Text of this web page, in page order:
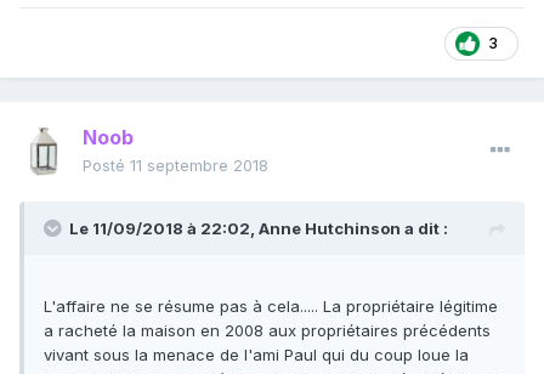
3
Noob
Posté 11 septembre 2018
Le 11/09/2018 à 22:02, Anne Hutchinson a dit :
L'affaire ne se résume pas à cela..... La propriétaire légitime
a racheté la maison en 2008 aux propriétaires précédents
vivant sous la menace de l'ami Paul qui du coup loue la